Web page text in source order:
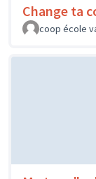
Change ta
coop école